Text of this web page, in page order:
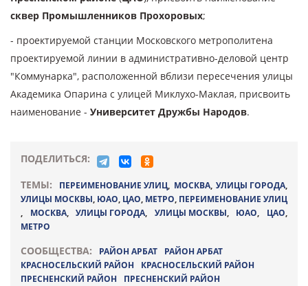
сквер Промышленников Прохоровых;
- проектируемой станции Московского метрополитена
проектируемой линии в административно-деловой центр
"Коммунарка", расположенной вблизи пересечения улицы
Академика Опарина с улицей Миклухо-Маклая, присвоить
наименование - Университет Дружбы Народов.
ПОДЕЛИТЬСЯ:
ТЕМЫ:
ПЕРЕИМЕНОВАНИЕ УЛИЦ, МОСКВА, УЛИЦЫ ГОРОДА,
УЛИЦЫ МОСКВЫ, ЮАО, ЦАО, МЕТРО, ПЕРЕИМЕНОВАНИЕ УЛИЦ
, МОСКВА,УЛИЦЫ ГОРОДА, УЛИЦЫ МОСКВЫ, ЮАО, ЦАО,
МЕТРО
СООБЩЕСТВА: РАЙОН АРБАТ
РАЙОН АРБАТ
КРАСНОСЕЛЬСКИЙ РАЙОН
КРАСНОСЕЛЬСКИЙ РАЙОН
ПРЕСНЕНСКИЙ РАЙОН
ПРЕСНЕНСКИЙ РАЙОН